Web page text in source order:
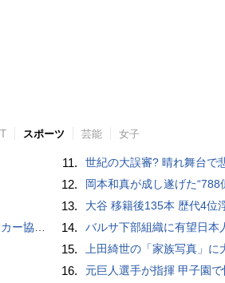
スポーツ 芸能 女子
ディアが報道
11. 世紀の大誤審? 晴れ舞台で
12. 岡本和真が成し遂げた“788億円男超え” いつのまにか「3
13. 大谷 移籍後135本 歴代4位
14. バルサ下部組織に有望日本
15. 上田綺世の「家族写真」に
16. 元巨人選手が指揮 甲子園で